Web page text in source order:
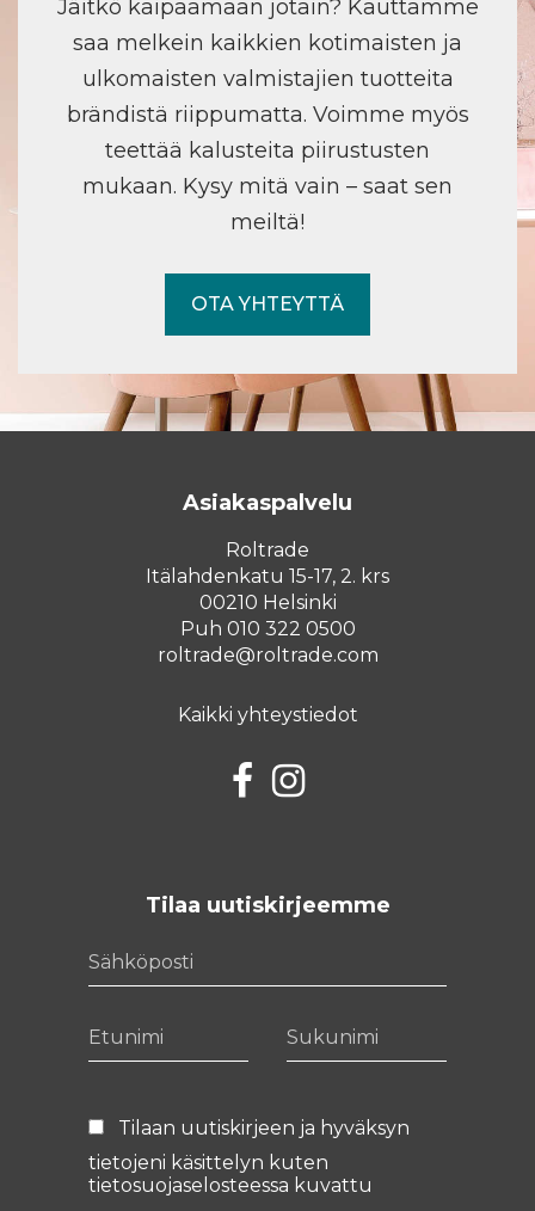
Jäitkö kaipaamaan jotain? Kauttamme
saa melkein kaikkien kotimaisten ja
ulkomaisten valmistajien tuotteita
brändistä riippumatta. Voimme myös
teettää kalusteita piirustusten
mukaan. Kysy mitä vain – saat sen
meiltä!
OTA YHTEYTTÄ
Asiakaspalvelu
Roltrade
Itälahdenkatu 15-17, 2. krs
00210 Helsinki
Puh 010 322 0500
roltrade@roltrade.com
Kaikki yhteystiedot
FacebookInstagram
Tilaa uutiskirjeemme
Tilaan uutiskirjeen ja hyväksyn
tietojeni käsittelyn kuten
tietosuojaselosteessa kuvattu